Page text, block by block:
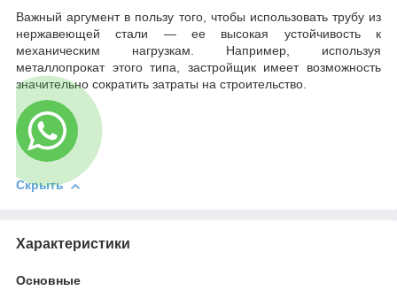
Важный аргумент в пользу того, чтобы использовать трубу из
нержавеющей стали — ее высокая устойчивость к
механическим нагрузкам. Например, используя
металлопрокат этого типа, застройщик имеет возможность
значительно сократить затраты на строительство.
Скрыть
Характеристики
Основные